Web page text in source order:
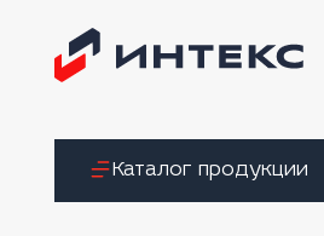
Каталог продукции